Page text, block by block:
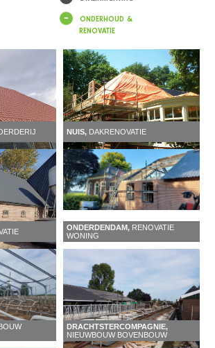
-
ONDERHOUD &
RENOVATIE
NUIS, DAKRENOVATIE
ONDERDENDAM, RENOVATIE
WONING
DRACHTSTERCOMPAGNIE,
NIEUWBOUW BOVENBOUW